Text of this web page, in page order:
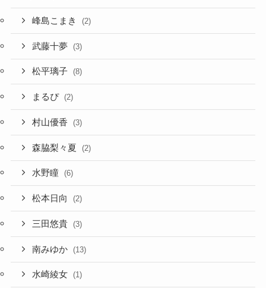
峰島こまき (2)
武藤十夢 (3)
松平璃子 (8)
まるぴ (2)
村山優香 (3)
森脇梨々夏 (2)
水野瞳 (6)
松本日向 (2)
三田悠貴 (3)
南みゆか (13)
水崎綾女 (1)